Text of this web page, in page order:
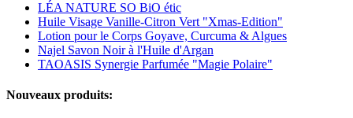
LÉA NATURE SO BiO étic
Huile Visage Vanille-Citron Vert "Xmas-Edition"
Lotion pour le Corps Goyave, Curcuma & Algues
Najel Savon Noir à l'Huile d'Argan
TAOASIS Synergie Parfumée "Magie Polaire"
Nouveaux produits: